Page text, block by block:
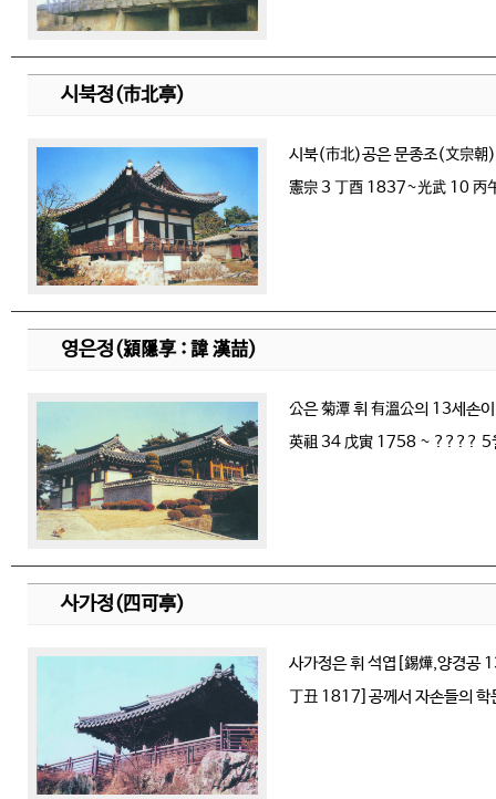
시북정(市北亭)
시북(市北)공은 문종조(文宗朝
憲宗 3 丁酉 1837~光武 10 丙
영은정(潁隱享 : 諱 漢喆)
公은 菊潭 휘 有溫公의 13세손
英祖 34 戊寅 1758 ~ ???? 5
사가정(四可亭)
사가정은 휘 석엽[錫燁,양경공
丁丑 1817]공께서 자손들의